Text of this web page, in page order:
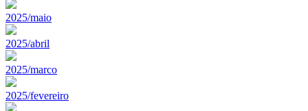
2025/maio
2025/abril
2025/marco
2025/fevereiro